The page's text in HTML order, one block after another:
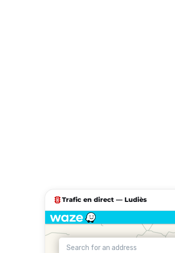
traffic Trafic en direct — Ludiès